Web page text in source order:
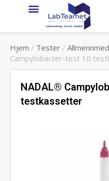
Hjem / Tester /
Campylobacter-test 10
NADAL®
testkassetter